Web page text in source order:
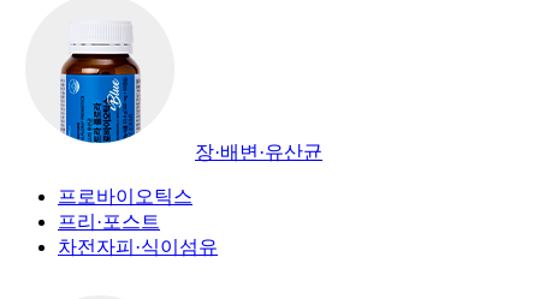
장·배변·유산균
프로바이오틱스
프리·포스트
차전자피·식이섬유